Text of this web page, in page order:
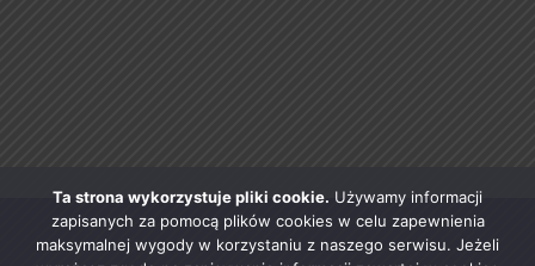
Ta strona wykorzystuje pliki cookie. Używamy informacji
zapisanych za pomocą plików cookies w celu zapewnienia
maksymalnej wygody w korzystaniu z naszego serwisu. Jeżeli